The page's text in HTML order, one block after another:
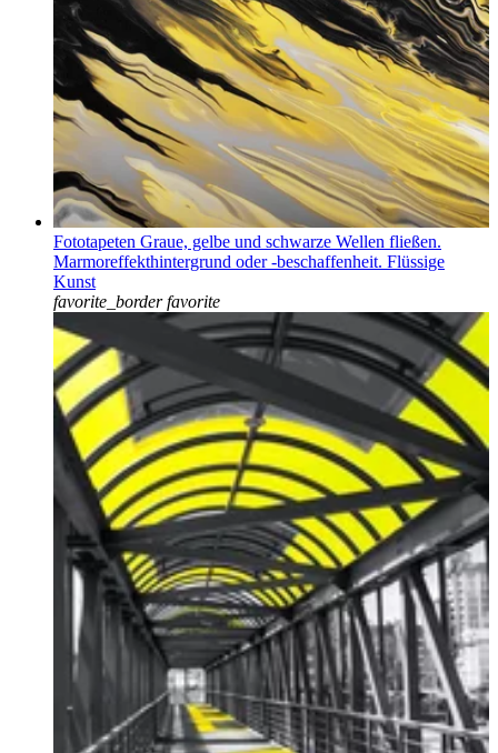
Fototapeten Graue, gelbe und schwarze Wellen fließen.
Marmoreffekthintergrund oder -beschaffenheit. Flüssige
Kunst
favorite_border favorite